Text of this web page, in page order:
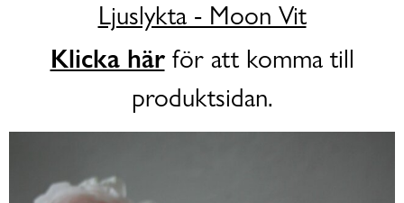
Ljuslykta - Moon Vit
Klicka härför att komma till
produktsidan.